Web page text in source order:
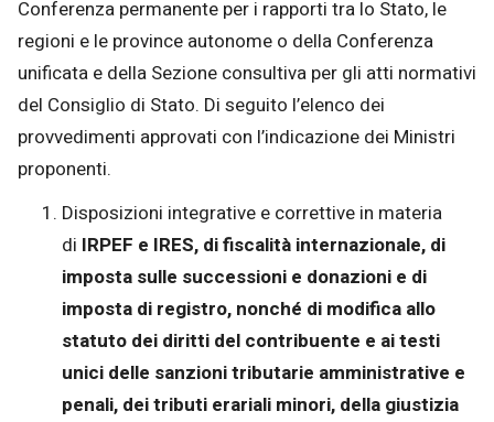
Conferenza permanente per i rapporti tra lo Stato, le
regioni e le province autonome o della Conferenza
unificata e della Sezione consultiva per gli atti normativi
del Consiglio di Stato. Di seguito l’elenco dei
provvedimenti approvati con l’indicazione dei Ministri
proponenti.
Disposizioni integrative e correttive in materia
di IRPEF e IRES, di fiscalità internazionale, di
imposta sulle successioni e donazioni e di
imposta di registro, nonché di modifica allo
statuto dei diritti del contribuente e ai testi
unici delle sanzioni tributarie amministrative e
penali, dei tributi erariali minori, della giustizia